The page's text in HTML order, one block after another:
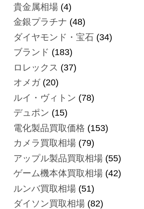
貴金属相場(4)
金銀プラチナ (48)
ダイヤモンド・宝石(34)
ブランド (183)
ロレックス (37)
オメガ(20)
ルイ・ヴィトン (78)
デュポン (15)
電化製品買取価格 (153)
カメラ買取相場(79)
アップル製品買取相場(55)
ゲーム機本体買取相場(42)
ルンバ買取相場(51)
ダイソン買取相場(82)